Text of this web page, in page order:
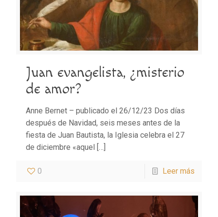
Juan evangelista, ¿misterio
de amor?
Anne Bernet – publicado el 26/12/23 Dos días
después de Navidad, seis meses antes de la
fiesta de Juan Bautista, la Iglesia celebra el 27
de diciembre «aquel
[…]
0 Leer más